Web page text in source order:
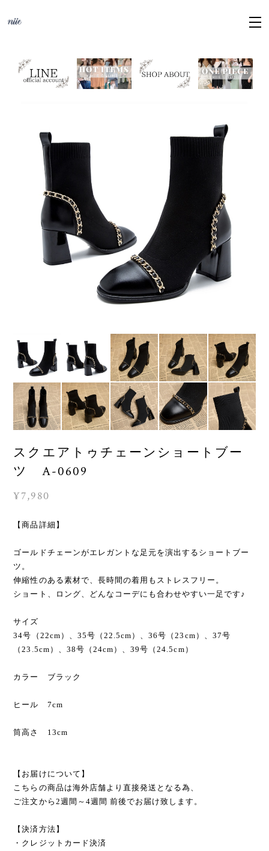
スクエアトゥチェーンショートブー
ツ A-0609
¥7,980
【商品詳細】
ゴールドチェーンがエレガントな足元を演出するショートブー
ツ。
伸縮性のある素材で、長時間の着用もストレスフリー。
ショート、ロング、どんなコーデにも合わせやすい一足です♪
サイズ
34号（22cm）、35号（22.5cm）、36号（23cm）、37号
（23.5cm）、38号（24cm）、39号（24.5cm）
カラー ブラック
ヒール 7cm
筒高さ 13cm
【お届けについて】
こちらの商品は海外店舗より直接発送となる為、
ご注文から2週間～4週間 前後でお届け致します。
【決済方法】
・クレジットカード決済